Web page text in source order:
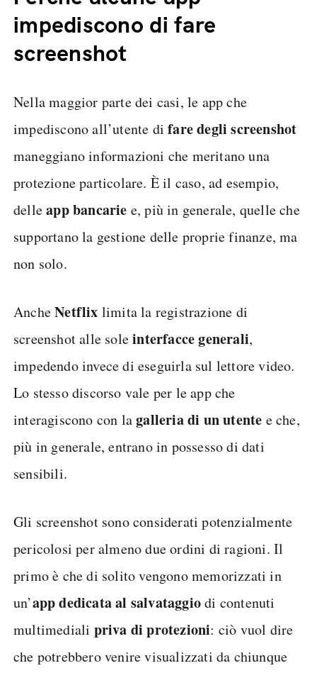
impediscono di fare
screenshot
Nella maggior parte dei casi, le app che
impediscono all’utente difare degli screenshot
maneggiano informazioni che meritano una
protezione particolare. È il caso, ad esempio,
delleapp bancarie e, più in generale, quelle che
supportano la gestione delle proprie finanze, ma
non solo.
AncheNetflix limita la registrazione di
screenshot alle soleinterfacce generali,
impedendo invece di eseguirla sul lettore video.
Lo stesso discorso vale per le app che
interagiscono con lagalleria di un utente e che,
più in generale, entrano in possesso di dati
sensibili.
Gli screenshot sono considerati potenzialmente
pericolosi per almeno due ordini di ragioni. Il
primo è che di solito vengono memorizzati in
un’app dedicata al salvataggiodi contenuti
multimediali priva di protezioni: ciò vuol dire
che potrebbero venire visualizzati da chiunque